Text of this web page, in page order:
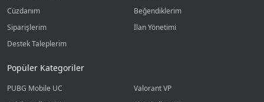
Cüzdanım
Beğendiklerim
Siparişlerim
İlan Yönetimi
Destek Taleplerim
Popüler Kategoriler
PUBG Mobile UC
Valorant VP